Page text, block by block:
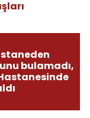
bulamadı,